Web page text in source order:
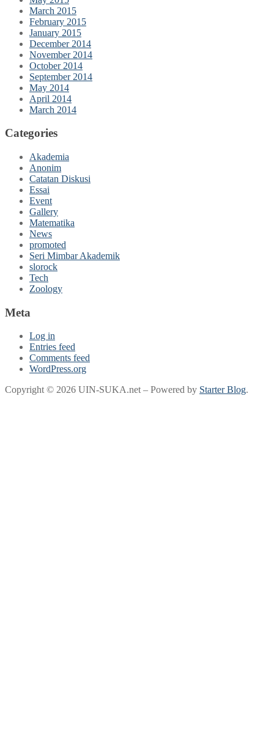
March 2015
February 2015
January 2015
December 2014
November 2014
October 2014
September 2014
May 2014
April 2014
March 2014
Categories
Akademia
Anonim
Catatan Diskusi
Essai
Event
Gallery
Matematika
News
promoted
Seri Mimbar Akademik
slorock
Tech
Zoology
Meta
Log in
Entries feed
Comments feed
WordPress.org
Copyright © 2026 UIN-SUKA.net – Powered by Starter Blog.